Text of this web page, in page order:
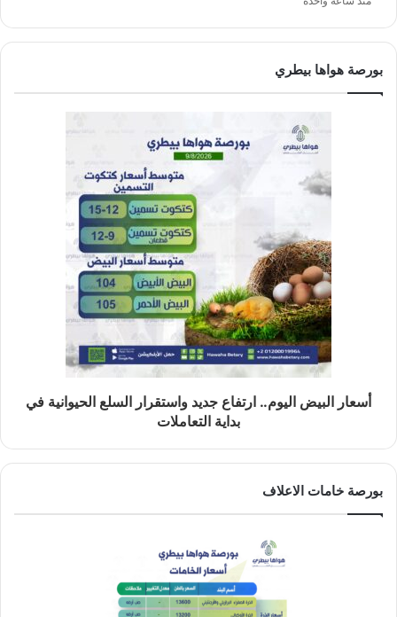
بورصة هواها بيطري
أسعار البيض اليوم.. ارتفاع جديد واستقرار السلع الحيوانية في
بداية التعاملات
بورصة خامات الاعلاف